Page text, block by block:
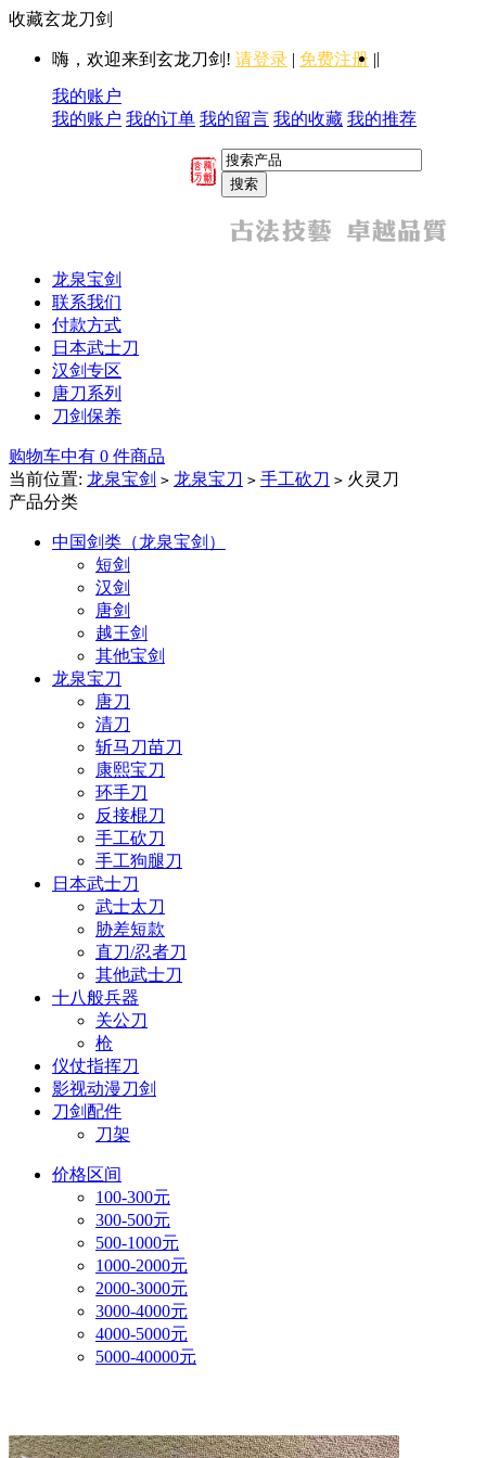
收藏玄龙刀剑
嗨，欢迎来到玄龙刀剑! 请登录 | 免费注册 ||
我的账户
我的账户 我的订单 我的留言 我的收藏 我的推荐
龙泉宝剑
联系我们
付款方式
日本武士刀
汉剑专区
唐刀系列
刀剑保养
购物车中有 0 件商品
当前位置: 龙泉宝剑 > 龙泉宝刀 > 手工砍刀 > 火灵刀
产品分类
中国剑类（龙泉宝剑）
短剑
汉剑
唐剑
越王剑
其他宝剑
龙泉宝刀
唐刀
清刀
斩马刀苗刀
康熙宝刀
环手刀
反接棍刀
手工砍刀
手工狗腿刀
日本武士刀
武士太刀
胁差短款
直刀/忍者刀
其他武士刀
十八般兵器
关公刀
枪
仪仗指挥刀
影视动漫刀剑
刀剑配件
刀架
价格区间
100-300元
300-500元
500-1000元
1000-2000元
2000-3000元
3000-4000元
4000-5000元
5000-40000元